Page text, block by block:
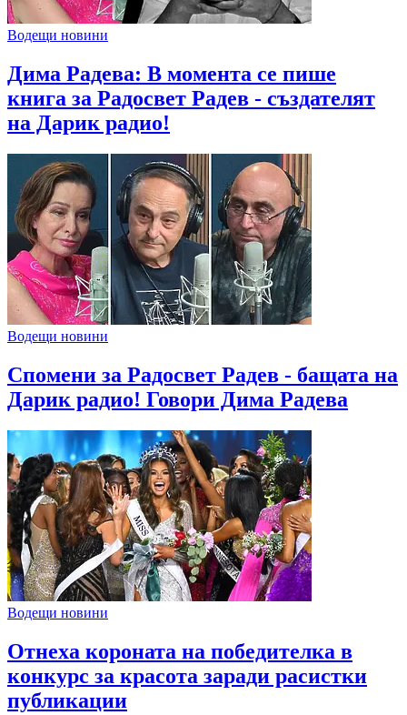
Водещи новини
Дима Радева: В момента се пише
книга за Радосвет Радев - създателят
на Дарик радио!
Водещи новини
Спомени за Радосвет Радев - бащата на
Дарик радио! Говори Дима Радева
Водещи новини
Отнеха короната на победителка в
конкурс за красота заради расистки
публикации